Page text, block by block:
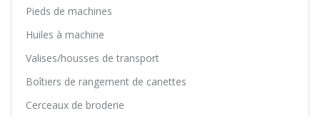
Pieds de machines
Huiles à machine
Valises/housses de transport
Boîtiers de rangement de canettes
Cerceaux de broderie